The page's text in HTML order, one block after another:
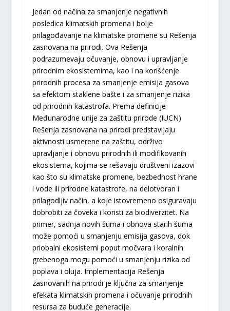
Jedan od načina za smanjenje negativnih
posledica klimatskih promena i bolje
prilagođavanje na klimatske promene su Rešenja
zasnovana na prirodi. Ova Rešenja
podrazumevaju očuvanje, obnovu i upravljanje
prirodnim ekosistemima, kao i na korišćenje
prirodnih procesa za smanjenje emisija gasova
sa efektom staklene bašte i za smanjenje rizika
od prirodnih katastrofa. Prema definicije
Međunarodne unije za zaštitu prirode (IUCN)
Rešenja zasnovana na prirodi predstavljaju
aktivnosti usmerene na zaštitu, održivo
upravljanje i obnovu prirodnih ili modifikovanih
ekosistema, kojima se rešavaju društveni izazovi
kao što su klimatske promene, bezbednost hrane
i vode ili prirodne katastrofe, na delotvoran i
prilagodljiv način, a koje istovremeno osiguravaju
dobrobiti za čoveka i koristi za biodiverzitet. Na
primer, sadnja novih šuma i obnova starih šuma
može pomoći u smanjenju emisija gasova, dok
priobalni ekosistemi poput močvara i koralnih
grebenoga mogu pomoći u smanjenju rizika od
poplava i oluja. Implementacija Rešenja
zasnovanih na prirodi je ključna za smanjenje
efekata klimatskih promena i očuvanje prirodnih
resursa za buduće generacije.